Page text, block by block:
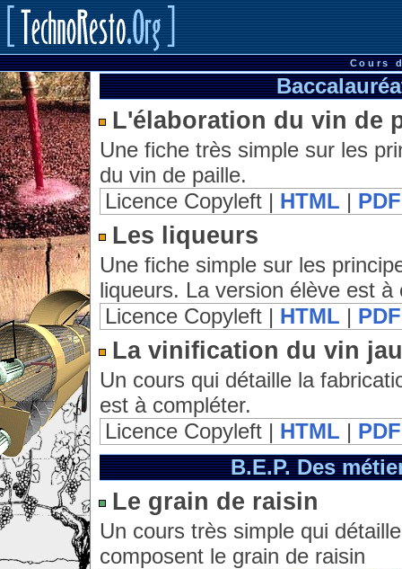
Cours
L'élaboration du vin de
Une fiche très simple sur les
du vin de paille.
Licence Copyleft | HTML | PDF
Les liqueurs
Une fiche simple sur les
liqueurs. La version élève est à
Licence Copyleft | HTML | PDF
La vinification du vin
Un cours qui détaille la
est à compléter.
Licence Copyleft | HTML | PDF
B.E.P. Des
Le grain de raisin
Un cours très simple qui
composent le grain de raisin